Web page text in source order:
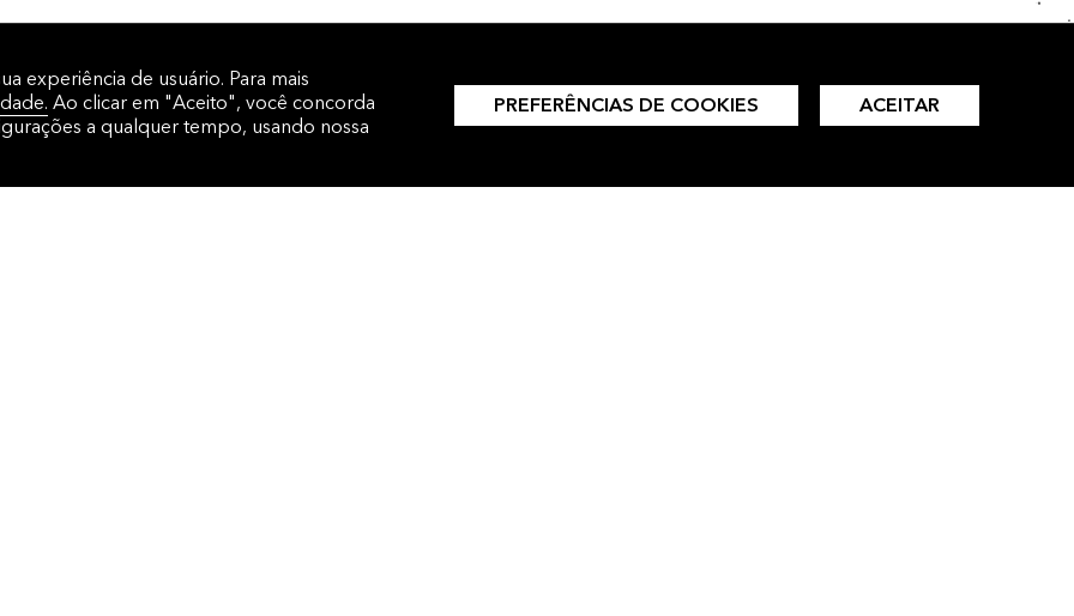
experiência de usuário. Para mais
Ao clicar em "Aceito", você concorda
a qualquer tempo, usando nossa
PREFERÊNCIAS DE COOKIES ACEITAR